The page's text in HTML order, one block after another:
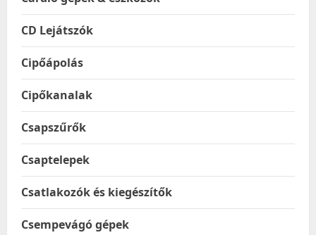
CD Lejátszók
Cipőápolás
Cipőkanalak
Csapszűrők
Csaptelepek
Csatlakozók és kiegészítők
Csempevágó gépek